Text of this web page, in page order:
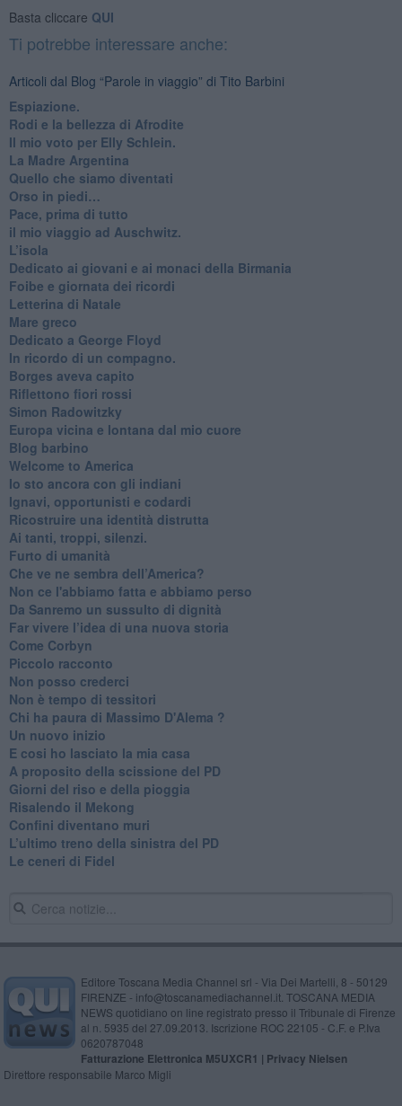
Basta cliccare QUI
Ti potrebbe interessare anche:
Articoli dal Blog “Parole in viaggio” di Tito Barbini
Espiazione.
Rodi e la bellezza di Afrodite
​Il mio voto per Elly Schlein.
​La Madre Argentina
Quello che siamo diventati
Orso in piedi…
​Pace, prima di tutto
​il mio viaggio ad Auschwitz.
​L’isola
Dedicato ai giovani e ai monaci della Birmania
​Foibe e giornata dei ricordi
Letterina di Natale
Mare greco
​Dedicato a George Floyd
​In ricordo di un compagno.
Borges aveva capito
Riflettono fiori rossi
Simon Radowitzky
Europa vicina e lontana dal mio cuore
Blog barbino
Welcome to America
​Io sto ancora con gli indiani
​Ignavi, opportunisti e codardi
Ricostruire una identità distrutta
Ai tanti, troppi, silenzi.
​Furto di umanità
​Che ve ne sembra dell’America?
Non ce l'abbiamo fatta e abbiamo perso
​Da Sanremo un sussulto di dignità
Far vivere l’idea di una nuova storia
Come Corbyn
Piccolo racconto
Non posso crederci
Non è tempo di tessitori
Chi ha paura di Massimo D'Alema ?
Un nuovo inizio
​E cosi ho lasciato la mia casa
A proposito della scissione del PD
​Giorni del riso e della pioggia
Risalendo il Mekong
Confini diventano muri
L’ultimo treno della sinistra del PD
Le ceneri di Fidel
Editore Toscana Media Channel srl - Via Dei Martelli, 8 - 50129
FIRENZE - info@toscanamediachannel.it. TOSCANA MEDIA
NEWS quotidiano on line registrato presso il Tribunale di Firenze
al n. 5935 del 27.09.2013. Iscrizione ROC 22105 - C.F. e P.Iva
0620787048
Fatturazione Elettronica M5UXCR1 | Privacy Nielsen
Direttore responsabile Marco Migli